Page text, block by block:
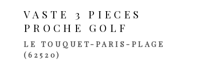
VASTE 3 PIECES
PROCHE GOLF
LE TOUQUET-PARIS-PLAGE
(62520)